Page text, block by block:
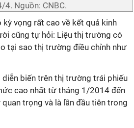
Nguồn: CNBC.
kỳ vọng rất cao về kết quả kinh
cũng tự hỏi: Liệu thị trường có
tại sao thị trường điều chỉnh như
biến trên thị trường trái phiếu
cao nhất từ tháng 1/2014 đến
trọng và là lần đầu tiên trong